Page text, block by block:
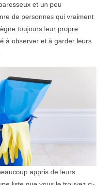
et un peu
de personnes qui vraiment
toujours leur propre
à observer et à garder leurs
appris de leurs